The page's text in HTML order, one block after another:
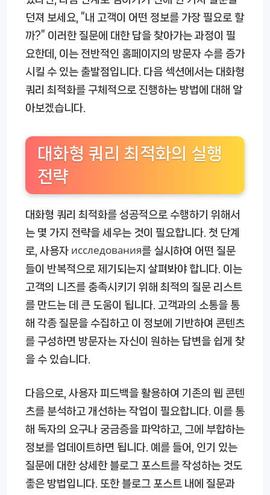
던져 보세요, “내 고객이 어떤 정보를 가장 필요로 할
까?” 이러한 질문에 대한 답을 찾아가는 과정이 필
요한데, 이는 전반적인 홈페이지의 방문자 수를 증가
시킬 수 있는 출발점입니다. 다음 섹션에서는 대화형
쿼리 최적화를 구체적으로 진행하는 방법에 대해 알
아보겠습니다.
대화형 쿼리 최적화의 실행
전략
대화형 쿼리 최적화를 성공적으로 수행하기 위해서
는 몇 가지 전략을 세우는 것이 필요합니다. 첫 단계
로, 사용자 исследования를 실시하여 어떤 질문
들이 반복적으로 제기되는지 살펴봐야 합니다. 이는
고객의 니즈를 충족시키기 위해 최적의 질문 리스트
를 만드는 데 큰 도움이 됩니다. 고객과의 소통을 통
해 각종 질문을 수집하고 이 정보에 기반하여 콘텐츠
를 구성하면 방문자는 자신이 원하는 답변을 쉽게 찾
을 수 있습니다.
다음으로, 사용자 피드백을 활용하여 기존의 웹 콘텐
츠를 분석하고 개선하는 작업이 필요합니다. 이를 통
해 독자의 요구나 궁금증을 파악하고, 그에 부합하는
정보를 업데이트하면 됩니다. 예를 들어, 인기 있는
질문에 대한 상세한 블로그 포스트를 작성하는 것도
좋은 방법입니다. 또한 블로그 포스트 내에 질문과